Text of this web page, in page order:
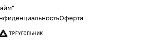
Оферта